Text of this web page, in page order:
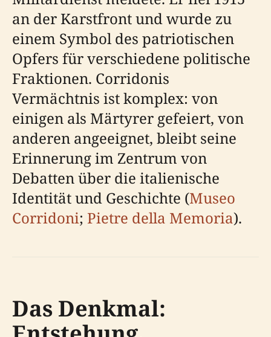
an der Karstfront und wurde zu
einem Symbol des patriotischen
Opfers für verschiedene politische
Fraktionen. Corridonis
Vermächtnis ist komplex: von
einigen als Märtyrer gefeiert, von
anderen angeeignet, bleibt seine
Erinnerung im Zentrum von
Debatten über die italienische
Identität und Geschichte (Museo
Corridoni; Pietre della Memoria).
Das Denkmal: